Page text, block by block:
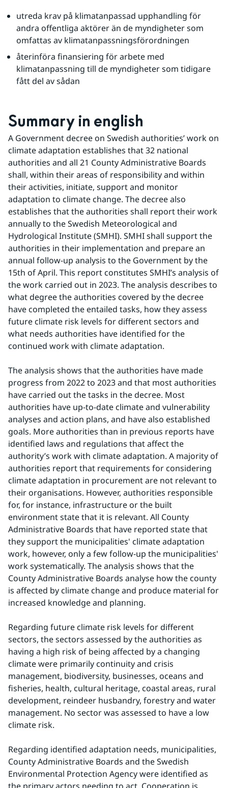
utreda krav på klimatanpassad upphandling för
andra offentliga aktörer än de myndigheter som
omfattas av klimatanpassningsförordningen
återinföra finansiering för arbete med
klimatanpassning till de myndigheter som tidigare
fått del av sådan
Summary in english
A Government decree on Swedish authorities’ work on
climate adaptation establishes that 32 national
authorities and all 21 County Administrative Boards
shall, within their areas of responsibility and within
their activities, initiate, support and monitor
adaptation to climate change. The decree also
establishes that the authorities shall report their work
annually to the Swedish Meteorological and
Hydrological Institute (SMHI). SMHI shall support the
authorities in their implementation and prepare an
annual follow-up analysis to the Government by the
15th of April. This report constitutes SMHI’s analysis of
the work carried out in 2023. The analysis describes to
what degree the authorities covered by the decree
have completed the entailed tasks, how they assess
future climate risk levels for different sectors and
what needs authorities have identified for the
continued work with climate adaptation.
The analysis shows that the authorities have made
progress from 2022 to 2023 and that most authorities
have carried out the tasks in the decree. Most
authorities have up-to-date climate and vulnerability
analyses and action plans, and have also established
goals. More authorities than in previous reports have
identified laws and regulations that affect the
authority’s work with climate adaptation. A majority of
authorities report that requirements for considering
climate adaptation in procurement are not relevant to
their organisations. However, authorities responsible
for, for instance, infrastructure or the built
environment state that it is relevant. All County
Administrative Boards that have reported state that
they support the municipalities' climate adaptation
work, however, only a few follow-up the municipalities'
work systematically. The analysis shows that the
County Administrative Boards analyse how the county
is affected by climate change and produce material for
increased knowledge and planning.
Regarding future climate risk levels for different
sectors, the sectors assessed by the authorities as
having a high risk of being affected by a changing
climate were primarily continuity and crisis
management, biodiversity, businesses, oceans and
fisheries, health, cultural heritage, coastal areas, rural
development, reindeer husbandry, forestry and water
management. No sector was assessed to have a low
climate risk.
Regarding identified adaptation needs, municipalities,
County Administrative Boards and the Swedish
Environmental Protection Agency were identified as